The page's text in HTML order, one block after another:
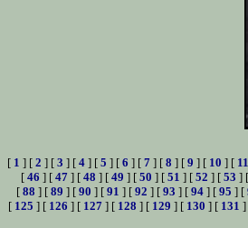
[ 1 ] [ 2 ] [ 3 ] [ 4 ] [ 5 ] [ 6 ] [ 7 ] [ 8 ] [ 9 ] [ 10 ] [ 11
[ 46 ] [ 47] [ 48 ] [ 49 ] [ 50 ] [ 51 ] [ 52 ] [ 53 ] [
[ 88 ] [ 89 ] [ 90 ] [ 91 ] [ 92 ] [ 93 ] [ 94 ] [ 95 ] [
[ 125 ] [ 126 ] [ 127] [ 128 ] [ 129 ] [ 130 ] [ 131 ]